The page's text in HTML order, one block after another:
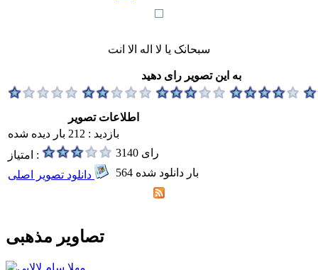
سبحانک یا لا اله الا انت
به این تصویر رای دهید
اطلاعات تصویر
بازدید : 212 بار دیده شده
امتیاز :
3140 رای
564 بار دانلود شده
تصاویر مذهبی